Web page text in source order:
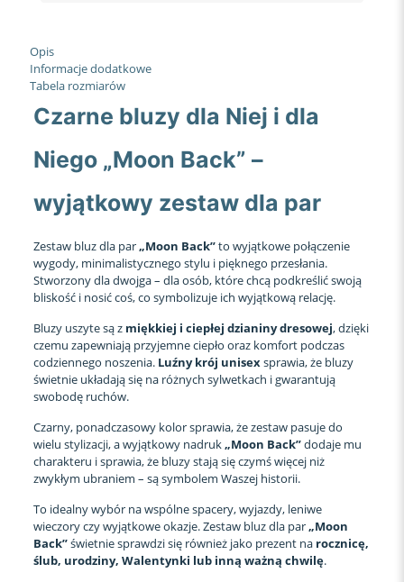
Opis
Informacje dodatkowe
Tabela rozmiarów
Czarne bluzy dla Niej i dla
Niego „Moon Back” –
wyjątkowy zestaw dla par
Zestaw bluz dla par„Moon Back”to wyjątkowe połączenie
wygody, minimalistycznego stylu i pięknego przesłania.
Stworzony dla dwojga – dla osób, które chcą podkreślić swoją
bliskość i nosić coś, co symbolizuje ich wyjątkową relację.
Bluzy uszyte są z miękkiej i ciepłej dzianiny dresowej, dzięki
czemu zapewniają przyjemne ciepło oraz komfort podczas
codziennego noszenia. Luźny krój unisexsprawia, że bluzy
świetnie układają się na różnych sylwetkach i gwarantują
swobodę ruchów.
Czarny, ponadczasowy kolor sprawia, że zestaw pasuje do
wielu stylizacji, a wyjątkowy nadruk„Moon Back”dodaje mu
charakteru i sprawia, że bluzy stają się czymś więcej niż
zwykłym ubraniem – są symbolem Waszej historii.
To idealny wybór na wspólne spacery, wyjazdy, leniwe
wieczory czy wyjątkowe okazje. Zestaw bluz dla par„Moon
Back”świetnie sprawdzi się również jako prezent na rocznicę,
ślub, urodziny, Walentynki lub inną ważną chwilę.